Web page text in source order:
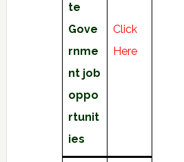
te
Gove
rnme
nt job
oppo
rtunit
ies
Click
Here